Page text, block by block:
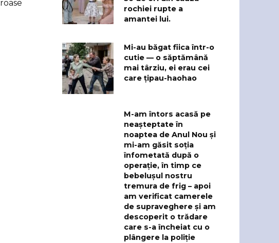
rochiei rupte a
amantei lui.
Mi-au băgat fiica într-o
cutie — o săptămână
mai târziu, ei erau cei
care țipau-haohao
M-am întors acasă pe
neașteptate în
noaptea de Anul Nou și
mi-am găsit soția
înfometată după o
operație, în timp ce
bebelușul nostru
tremura de frig – apoi
am verificat camerele
de supraveghere și am
descoperit o trădare
care s-a încheiat cu o
plângere la poliție